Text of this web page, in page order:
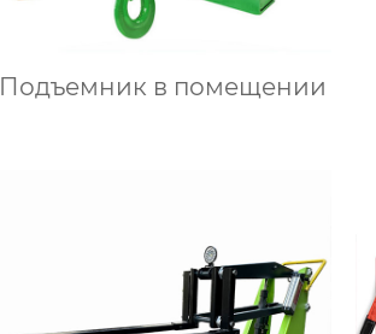
Подъемник в помещении